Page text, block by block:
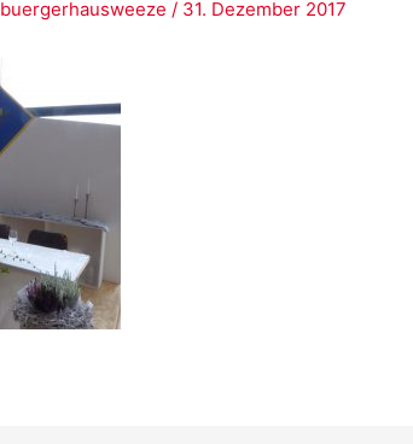
buergerhausweeze/ 31. Dezember 2017